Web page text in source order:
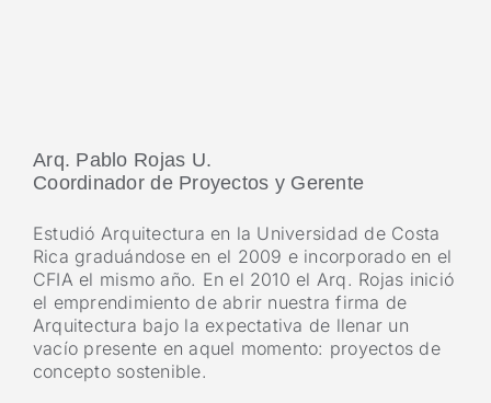
Arq. Pablo Rojas U.
Coordinador de Proyectos y Gerente
Estudió Arquitectura en la Universidad de Costa
Rica graduándose en el 2009 e incorporado en el
CFIA el mismo año. En el 2010 el Arq. Rojas inició
el emprendimiento de abrir nuestra firma de
Arquitectura bajo la expectativa de llenar un
vacío presente en aquel momento: proyectos de
concepto sostenible.